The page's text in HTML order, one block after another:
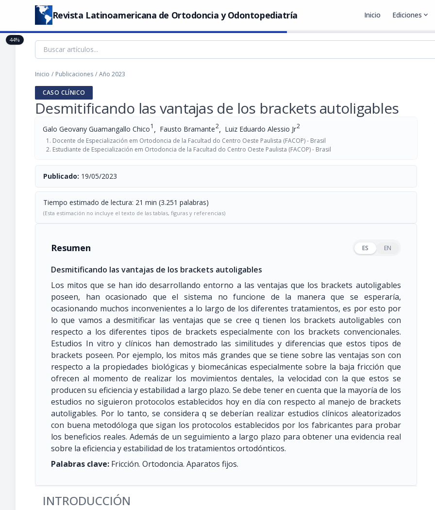
Revista Latinoamericana de Ortodoncia y Odontopediatría Inicio Ediciones expand_more
Inicio / Publicaciones / Año 2023
CASO CLÍNICO
Desmitificando las vantajas de los brackets autoligables
Galo Geovany Guamangallo Chico1 , Fausto Bramante2, Luiz Eduardo Alessio Jr2
Docente de Especialización em Ortodoncia de la Facultad do Centro Oeste Paulista (FACOP) - Brasil
Estudiante de Especialización em Ortodoncia de la Facultad do Centro Oeste Paulista (FACOP) - Brasil
Publicado: 19/05/2023
Tiempo estimado de lectura: 21 min (3.251 palabras)
(Esta estimación no incluye el texto de las tablas, figuras y referencias)
Resumen ES EN
Desmitificando las vantajas de los brackets autoligables
Los mitos que se han ido desarrollando entorno a las ventajas que los brackets autoligables
poseen, han ocasionado que el sistema no funcione de la manera que se esperaría,
ocasionando muchos inconvenientes a lo largo de los diferentes tratamientos, es por esto por
lo que vamos a desmitificar las ventajas que se cree q tienen los brackets autoligables con
respecto a los diferentes tipos de brackets especialmente con los brackets convencionales.
Estudios In vitro y clínicos han demostrado las similitudes y diferencias que estos tipos de
brackets poseen. Por ejemplo, los mitos más grandes que se tiene sobre las ventajas son con
respecto a la propiedades biológicas y biomecánicas especialmente sobre la baja fricción que
ofrecen al momento de realizar los movimientos dentales, la velocidad con la que estos se
producen su eficiencia y estabilidad a largo plazo. Se debe tener en cuenta que la mayoría de los
estudios no siguieron protocolos establecidos hoy en día con respecto al manejo de brackets
autoligables. Por lo tanto, se considera q se deberían realizar estudios clínicos aleatorizados
con buena metodóloga que sigan los protocolos establecidos por los fabricantes para probar
los beneficios reales. Además de un seguimiento a largo plazo para obtener una evidencia real
sobre la eficiencia y estabilidad de los tratamientos ortodónticos.
Palabras clave: Fricción. Ortodoncia. Aparatos fijos.
INTRODUCCIÓN
44%